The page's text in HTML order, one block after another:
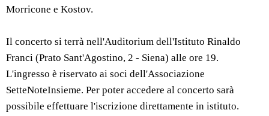
Morricone e Kostov.
Il concerto si terrà nell'Auditorium dell'Istituto Rinaldo
Franci (Prato Sant'Agostino, 2 - Siena) alle ore 19.
L'ingresso è riservato ai soci dell'Associazione
SetteNoteInsieme. Per poter accedere al concerto sarà
possibile effettuare l'iscrizione direttamente in istituto.